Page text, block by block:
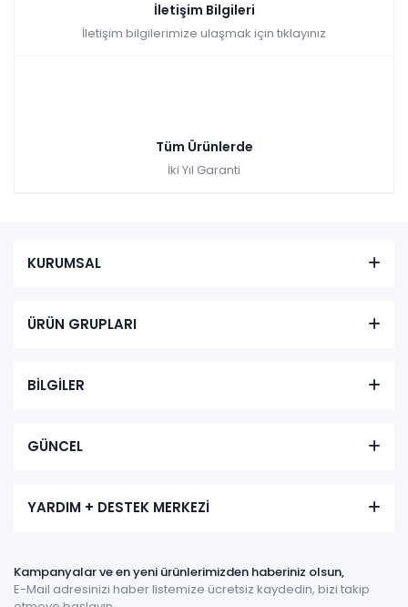
İletişim Bilgileri
İletişim bilgilerimize ulaşmak için tıklayınız
Tüm Ürünlerde
İki Yıl Garanti
KURUMSAL
ÜRÜN GRUPLARI
BİLGİLER
GÜNCEL
YARDIM + DESTEK MERKEZİ
Kampanyalar ve en yeni ürünlerimizden haberiniz olsun,
E-Mail adresinizi haber listemize ücretsiz kaydedin, bizi takip